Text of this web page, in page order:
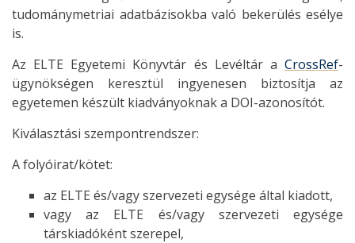
tudománymetriai adatbázisokba való bekerülés esélye
is.
Az ELTE Egyetemi Könyvtár és Levéltár a CrossRef-
ügynökségen keresztül ingyenesen biztosítja az
egyetemen készült kiadványoknak a DOI-azonosítót.
Kiválasztási szempontrendszer:
A folyóirat/kötet:
az ELTE és/vagy szervezeti egysége által kiadott,
vagy az ELTE és/vagy szervezeti egysége
társkiadóként szerepel,